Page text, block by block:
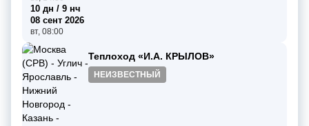
10 дн / 9 нч
08 сент 2026
вт, 08:00
Теплоход «И.А. КРЫЛОВ»
НЕИЗВЕСТНЫЙ